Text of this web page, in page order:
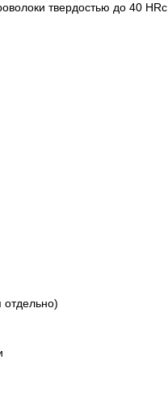
твердостью до 40 HRc
отдельно)